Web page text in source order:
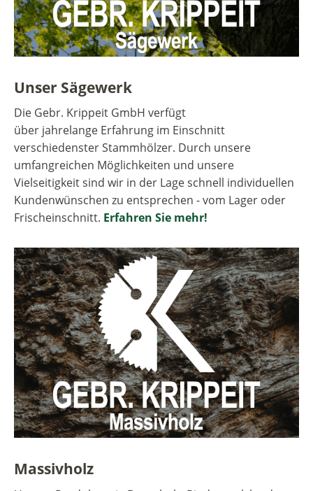
Unser Sägewerk
Die Gebr. Krippeit GmbH verfügt
über jahrelange Erfahrung im Einschnitt
verschiedenster Stammhölzer. Durch unsere
umfangreichen Möglichkeiten und unsere
Vielseitigkeit sind wir in der Lage schnell individuellen
Kundenwünschen zu entsprechen - vom Lager oder
Frischeinschnitt. Erfahren Sie mehr!
Massivholz